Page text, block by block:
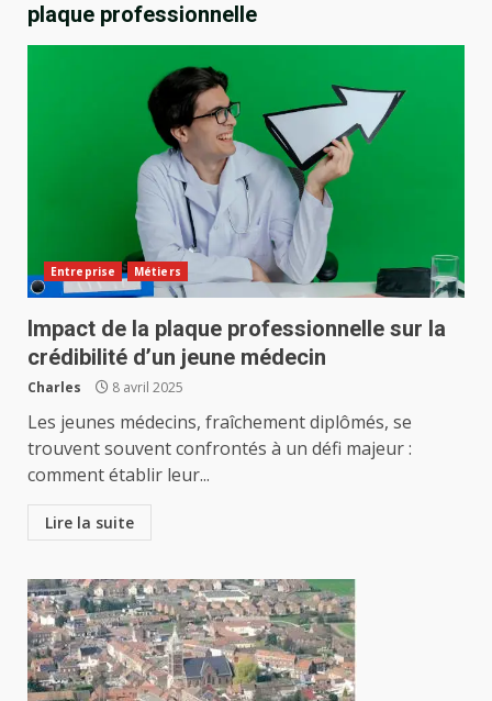
plaque professionnelle
Entreprise Métiers
Impact de la plaque professionnelle sur la
crédibilité d’un jeune médecin
Charles 8 avril 2025
Les jeunes médecins, fraîchement diplômés, se
trouvent souvent confrontés à un défi majeur :
comment établir leur...
Lire la suite